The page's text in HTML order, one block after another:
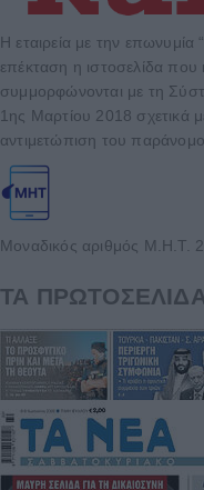
Η εταιρεία με την επωνυμία
επέκταση η ιστοσελίδα που
συμμορφώνονται με τη
1ης Μαρτίου 2018 σχετικά
αντιμετώπιση του
Μοναδικός αριθμός Μ.Η.Τ.
ΤΑ